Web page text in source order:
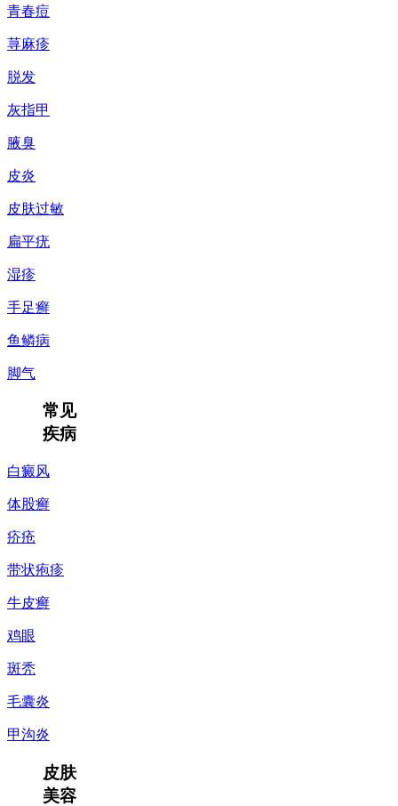
青春痘
荨麻疹
脱发
灰指甲
腋臭
皮炎
皮肤过敏
扁平疣
湿疹
手足癣
鱼鳞病
脚气
常见
疾病
白癜风
体股癣
疥疮
带状疱疹
牛皮癣
鸡眼
斑秃
毛囊炎
甲沟炎
皮肤
美容